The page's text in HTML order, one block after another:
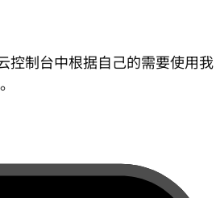
控制台中根据自己的需要使用我